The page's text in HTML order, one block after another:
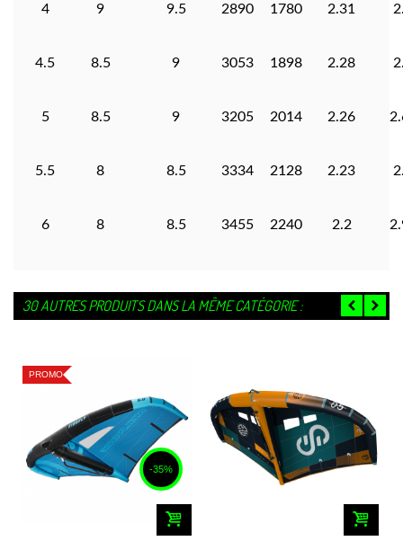
4 9 9.5 2890 1780 2.31
4.5 8.5 9 3053 1898 2.28
5 8.5 9 3205 2014 2.26
5.5 8 8.5 3334 2128 2.23
6 8 8.5 3455 2240 2.2
30 AUTRES PRODUITS DANS LA MÊME CATÉGORIE :
PROMO
-35%